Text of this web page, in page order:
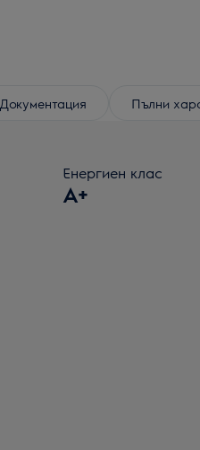
Документация Пълни
Енергиен клас
A+